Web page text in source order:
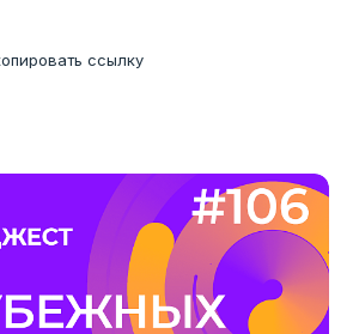
ссылку